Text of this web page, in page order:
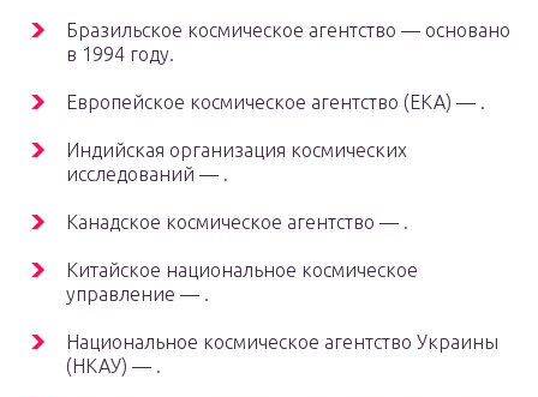
Бразильское космическое агентство — основано
в 1994 году.
Европейское космическое агентство (ЕКА) — .
Индийская организация космических
исследований — .
Канадское космическое агентство — .
Китайское национальное космическое
управление — .
Национальное космическое агентство Украины
(НКАУ) — .